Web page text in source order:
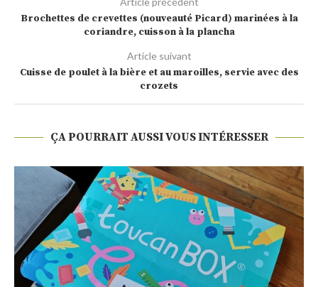
Brochettes de crevettes (nouveauté Picard) marinées à la
coriandre, cuisson à la plancha
Article suivant
Cuisse de poulet à la bière et au maroilles, servie avec des
crozets
ÇA POURRAIT AUSSI VOUS INTÉRESSER